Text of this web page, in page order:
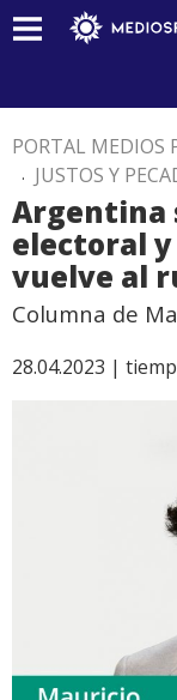
PORTAL MEDIOS
. JUSTOS Y
Argentina
electoral
vuelve al
Columna de
28.04.2023 |